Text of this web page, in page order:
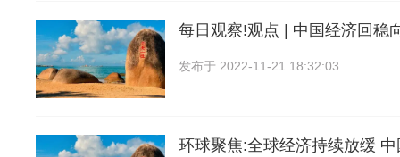
每日观察!观点 | 中国经济回稳
发布于 2022-11-21 18:32:03
环球聚焦:全球经济持续放缓